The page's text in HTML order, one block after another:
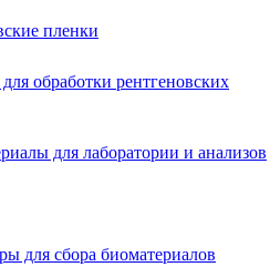
пленки
обработки рентгеновских
для лаборатории и анализов
для сбора биоматериалов